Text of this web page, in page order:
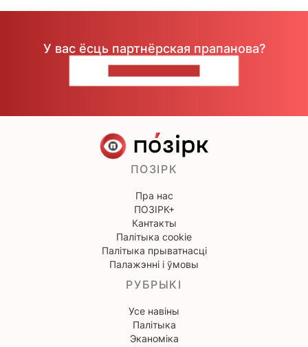
У вас ёсць партнёрская прапанова?
ПОЗІРК
Пра нас
ПОЗІРК+
Кантакты
Палітыка cookie
Палітыка прыватнасці
Палажэнні і ўмовы
РУБРЫКІ
Усе навіны
Палітыка
Эканоміка